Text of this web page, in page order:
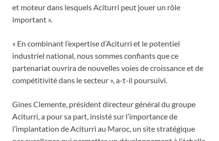
et moteur dans lesquels Aciturri peut jouer un rôle
important ».
« En combinant l’expertise d’Aciturri et le potentiel
industriel national, nous sommes confiants que ce
partenariat ouvrira de nouvelles voies de croissance et de
compétitivité dans le secteur », a-t-il poursuivi.
Gines Clemente, président directeur général du groupe
Aciturri, a pour sa part, insisté sur l’importance de
l’implantation de Aciturri au Maroc, un site stratégique